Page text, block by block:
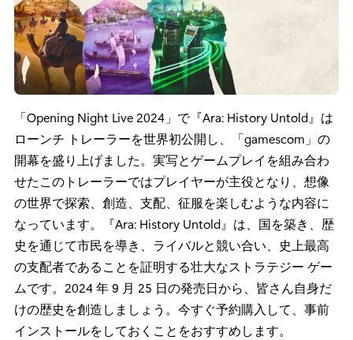
「Opening Night Live 2024」で『Ara: History Untold』は
ローンチ トレーラーを世界初公開し、「gamescom」の
開幕を盛り上げました。実写とゲームプレイを組み合わ
せたこのトレーラーではプレイヤーが主役となり、想像
の世界で探索、創造、支配、征服を楽しむような内容に
なっています。『Ara: History Untold』は、国を築き、歴
史を通じて市民を導き、ライバルと競い合い、史上最高
の支配者であることを証明する壮大なストラテジー ゲー
ムです。2024 年 9 月 25 日の発売日から、皆さん自身だ
けの歴史を創造しましょう。今すぐ予約購入して、事前
インストールをしておくことをおすすめします。